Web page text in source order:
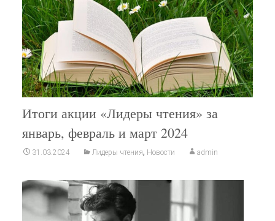
Итоги акции «Лидеры чтения» за
январь, февраль и март 2024
31.03.2024 Лидеры чтения, Новости admin